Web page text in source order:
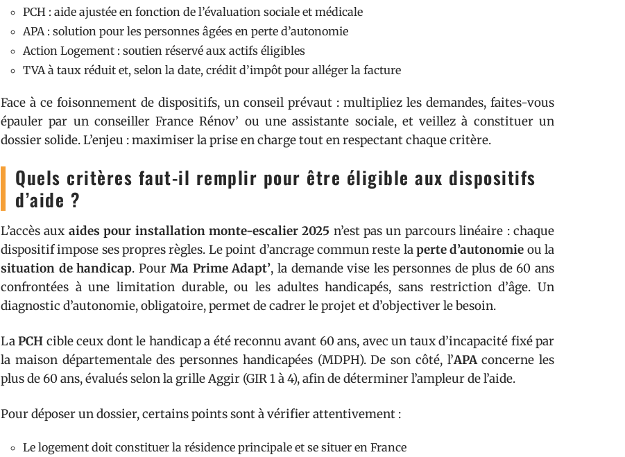
PCH : aide ajustée en fonction de l’évaluation sociale et médicale
APA : solution pour les personnes âgées en perte d’autonomie
Action Logement : soutien réservé aux actifs éligibles
TVA à taux réduit et, selon la date, crédit d’impôt pour alléger la facture
Face à ce foisonnement de dispositifs, un conseil prévaut : multipliez les demandes, faites-vous
épauler par un conseiller France Rénov’ ou une assistante sociale, et veillez à constituer un
dossier solide. L’enjeu : maximiser la prise en charge tout en respectant chaque critère.
Quels critères faut-il remplir pour être éligible aux dispositifs
d’aide ?
L’accès aux aides pour installation monte-escalier 2025 n’est pas un parcours linéaire : chaque
dispositif impose ses propres règles. Le point d’ancrage commun reste laperte d’autonomie ou la
situation de handicap. PourMa Prime Adapt’, la demande vise les personnes de plus de 60 ans
confrontées à une limitation durable, ou les adultes handicapés, sans restriction d’âge. Un
diagnostic d’autonomie, obligatoire, permet de cadrer le projet et d’objectiver le besoin.
LaPCH cible ceux dont le handicap a été reconnu avant 60 ans, avec un taux d’incapacité fixé par
la maison départementale des personnes handicapées (MDPH). De son côté, l’APAconcerne les
plus de 60 ans, évalués selon la grille Aggir (GIR 1 à 4), afin de déterminer l’ampleur de l’aide.
Pour déposer un dossier, certains points sont à vérifier attentivement :
Le logement doit constituer la résidence principale et se situer en France